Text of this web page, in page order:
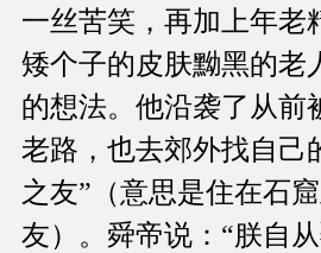
一丝苦笑，再加上年老
矮个子的皮肤黝黑的老
的想法。他沿袭了从前
老路，也去郊外找自己
之友”（意思是住在石
友）。舜帝说：“朕自